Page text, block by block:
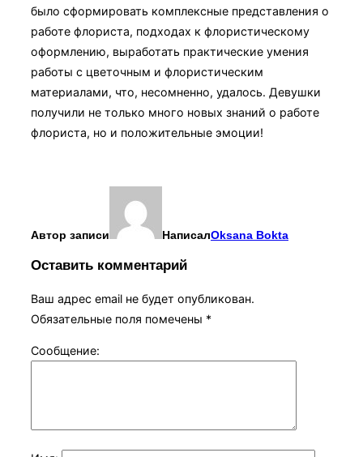
было сформировать комплексные представления о
работе флориста, подходах к флористическому
оформлению, выработать практические умения
работы с цветочным и флористическим
материалами, что, несомненно, удалось. Девушки
получили не только много новых знаний о работе
флориста, но и положительные эмоции!
Автор записи НаписалOksana Bokta
Оставить комментарий
Ваш адрес email не будет опубликован.
Обязательные поля помечены *
Сообщение: